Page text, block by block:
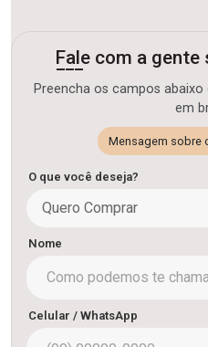
Fale com a
Preencha os campos
em
Mensagem sobre
O que você deseja?
Quero Comprar
Nome
Celular / WhatsApp